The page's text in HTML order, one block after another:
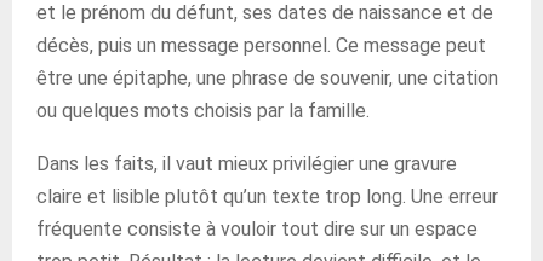
et le prénom du défunt, ses dates de naissance et de
décès, puis un message personnel. Ce message peut
être une épitaphe, une phrase de souvenir, une citation
ou quelques mots choisis par la famille.
Dans les faits, il vaut mieux privilégier une gravure
claire et lisible plutôt qu’un texte trop long. Une erreur
fréquente consiste à vouloir tout dire sur un espace